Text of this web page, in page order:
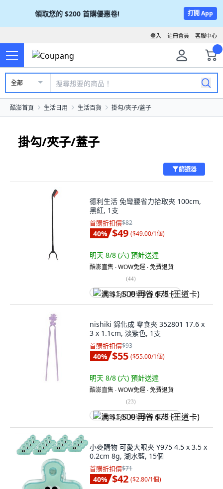
領取您的 $200 首購優惠卷! 打開 App
客服中心
註冊會員
登入
全部
酷澎首頁 生活日用 生活百貨 掛勾/夾子/蓋子
掛勾/夾子/蓋子
篩選器
德利生活 免彎腰省力拾取夾 100cm,
黑紅, 1支
首購折扣價$82
40% $49 ($49.00/1個)
明天 8/8 (六) 預計送達
酷澎直售 ∙ WOW免運 ∙ 免費退貨
(44)
满 $1,500 再省 $75 (王道卡)
nishiki 錦化成 零食夾 352801 17.6 x
3 x 1.1cm, 淡紫色, 1支
首購折扣價$93
40% $55 ($55.00/1個)
明天 8/8 (六) 預計送達
酷澎直售 ∙ WOW免運 ∙ 免費退貨
(23)
满 $1,500 再省 $75 (王道卡)
小麥購物 可愛大眼夾 Y975 4.5 x 3.5 x
0.2cm 8g, 湖水藍, 15個
首購折扣價$71
40% $42 ($2.80/1個)